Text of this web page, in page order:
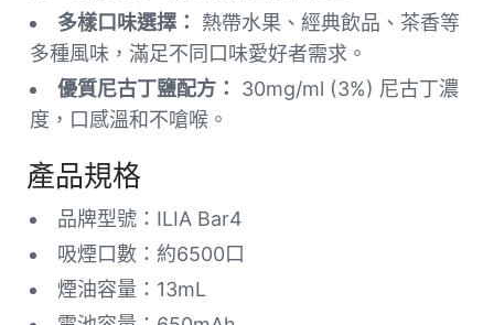
多樣口味選擇：
熱帶水果、經典飲品、茶香等
多種風味，滿足不同口味愛好者需求。
優質尼古丁鹽配方：
30mg/ml (3%) 尼古丁濃
度，口感溫和不嗆喉。
產品規格
品牌型號：ILIA Bar4
吸煙口數：約6500口
煙油容量：13mL